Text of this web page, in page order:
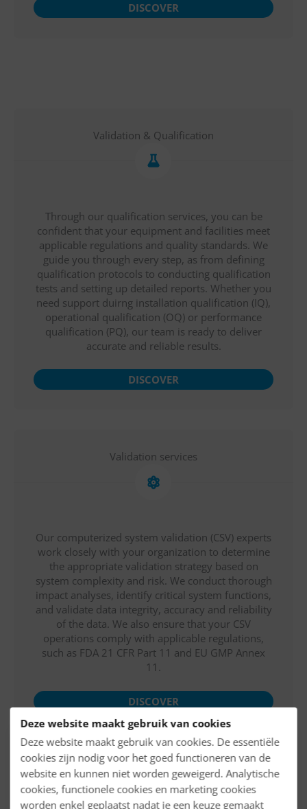
DISCOVER
Validation & Qualification
Through our qualification services, you can be
confident that your equipment and facilities meet
applicable regulations and quality standards. We
guide you through every step, as from defining
qualification protocols to conducting qualification
tests and setting up detailed reports. Whether you
need support duirng installation qualification (IQ),
operational qualification (OQ) or performance
qualification (PQ), our team is ready to deliver
accurate and reliable results.
DISCOVER
Validation services
Our computerized system validation (CSV) experts
work closely with your organization to determine
the appropriate validation strategy based on
system complexity and risk. We conduct thorough
impact analyses, identify critical system functions,
and validate data integrity, accuracy and reliability
of the data. We also ensure that your CSV
operations comply with applicable regulations,
such as FDA 21 CFR Part 11 and EU GMP Annex
11.
DISCOVER
Medical devices
Deze website maakt gebruik van cookies
Deze website maakt gebruik van cookies. De essentiële
cookies zijn nodig voor het goed functioneren van de
website en kunnen niet worden geweigerd. Analytische
cookies, functionele cookies en marketing cookies
worden enkel geplaatst nadat je een keuze gemaakt